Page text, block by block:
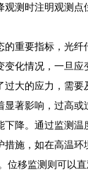
观测时注明观测点
的重要指标，光纤
化情况，一旦应
过大的应力，需要
显著影响，过高或
下降。通过监测温
施，如在高温环
位移监测则可以